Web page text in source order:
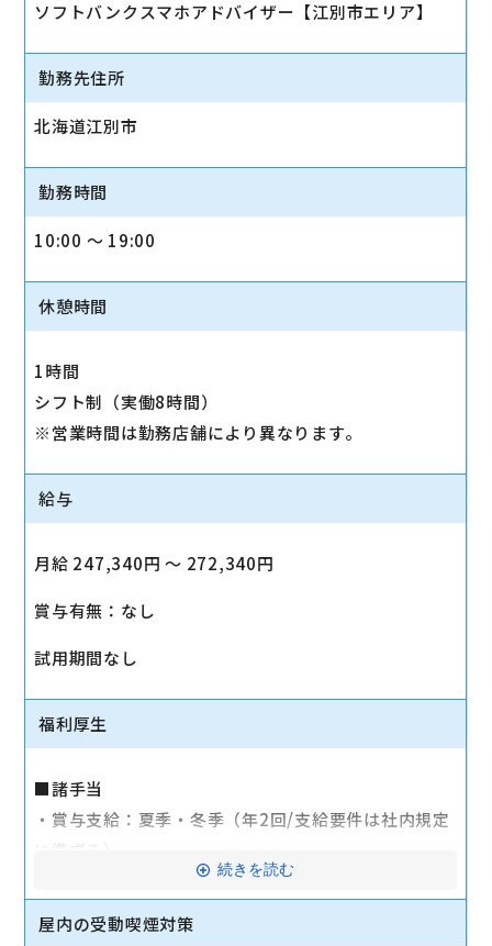
ソフトバンクスマホアドバイザー【江別市エリア】
勤務先住所
北海道江別市
勤務時間
10:00 〜 19:00
休憩時間
1時間
シフト制（実働8時間）
※営業時間は勤務店舗により異なります。
給与
月給 247,340円 〜 272,340円
賞与有無：なし
試用期間なし
福利厚生
■諸手当
・賞与支給：夏季・冬季（年2回/支給要件は社内規定
に準ずる）
・時間外手当あり（平均残業時間：10h/月）
・通勤手当支給（規定あり）
続きを読む
屋内の受動喫煙対策